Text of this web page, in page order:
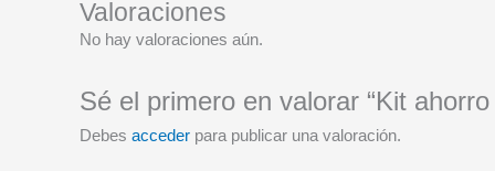
Valoraciones
No hay valoraciones aún.
Sé el primero en valorar “Kit
Debes acceder para publicar una valoración.